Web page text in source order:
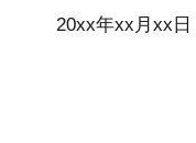
20xx年xx月xx日